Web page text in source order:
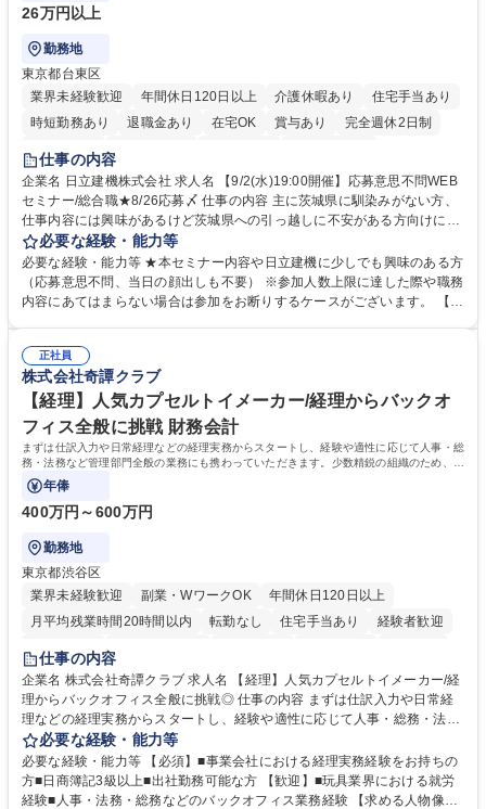
26万円以上
勤務地
東京都台東区
業界未経験歓迎
年間休日120日以上 介護休暇あり
住宅手当あり
時短勤務あり
退職金あり 在宅OK 賞与あり
完全週休2日制
交通費支給
仕事の内容
企業名 日立建機株式会社 求人名 【9/2(水)19:00開催】応募意思不問WEB
セミナー/総合職★8/26応募〆 仕事の内容 主に茨城県に馴染みがない方、
仕事内容には興味があるけど茨城県への引っ越しに不安がある方向けに、
地域情報を中心としたWEBセミナーを実施します。地域情報、福利厚生情
報等をお伝えします。 【セミナー内容】■地域説明、周辺施設情報を中心
にお伝えし、住宅相場や実際に社員がどの地域に住んでどのような生活を
しているのかについてもお伝えします。日立建機には借上げ部屋制度、住
参加時のお顔出しも不要です。ぜひ、お気軽にエントリーください。 募集
職種 【9/2(水)19:00開催】応募意思不問WEBセミナー/総合職★8/26応募
〆
必要な経験・能力等
必要な経験・能力等 ★本セミナー内容や日立建機に少しでも興味のある方
（応募意思不問、当日の顔出しも不要） ※参加人数上限に達した際や職務
内容にあてはまらない場合は参加をお断りするケースがございます。 【主
格：正社員
株式会社奇譚クラブ
【経理】人気カプセルトイメーカー/経理からバックオ
フィス全般に挑戦 財務会計
まずは仕訳入力や日常経理などの経理実務からスタートし、経験や適性に応じて人事・総
務・法務など管理部門全般の業務にも携わっていただきます。少数精鋭の組織のため、管
理部門責任者のもとで幅広い実務経験を
年俸
400万円～600万円
勤務地
東京都渋谷区
業界未経験歓迎
副業・WワークOK
年間休日120日以上
月平均残業時間20時間以内
転勤なし 住宅手当あり
経験者歓迎
退職金あり
仕事の内容
企業名 株式会社奇譚クラブ 求人名 【経理】人気カプセルトイメーカー/経
理からバックオフィス全般に挑戦◎ 仕事の内容 まずは仕訳入力や日常経
理などの経理実務からスタートし、経験や適性に応じて人事・総務・法務
など管理部門全般の業務にも携わっていただきます。少数精鋭の組織のた
め、管理部門責任者のもとで幅広い実務経験を 積みながら、バックオフィ
ス全般の知識・経験を身につけられるポジションです。 【業務詳細】 ■会
計ソフト（弥生会計）への仕訳入力■請求書の処理、経費精算 ■売掛金・
必要な経験・能力等
必要な経験・能力等 【必須】■事業会社における経理実務経験をお持ちの
方■日商簿記3級以上■出社勤務可能な方 【歓迎】■玩具業界における就労
経験■人事・法務・総務などのバックオフィス業務経験 【求める人物像】